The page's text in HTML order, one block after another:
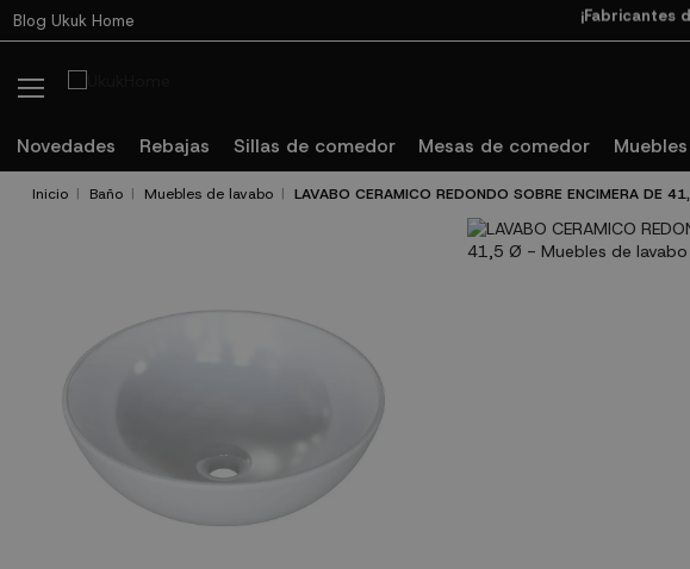
Blog Ukuk Home Paga
Novedades Rebajas Sillas de comedor Mesas de comedor Muebles
Inicio Baño Muebles de lavabo LAVABO CERAMICO REDONDO SOBRE ENCIMERA DE